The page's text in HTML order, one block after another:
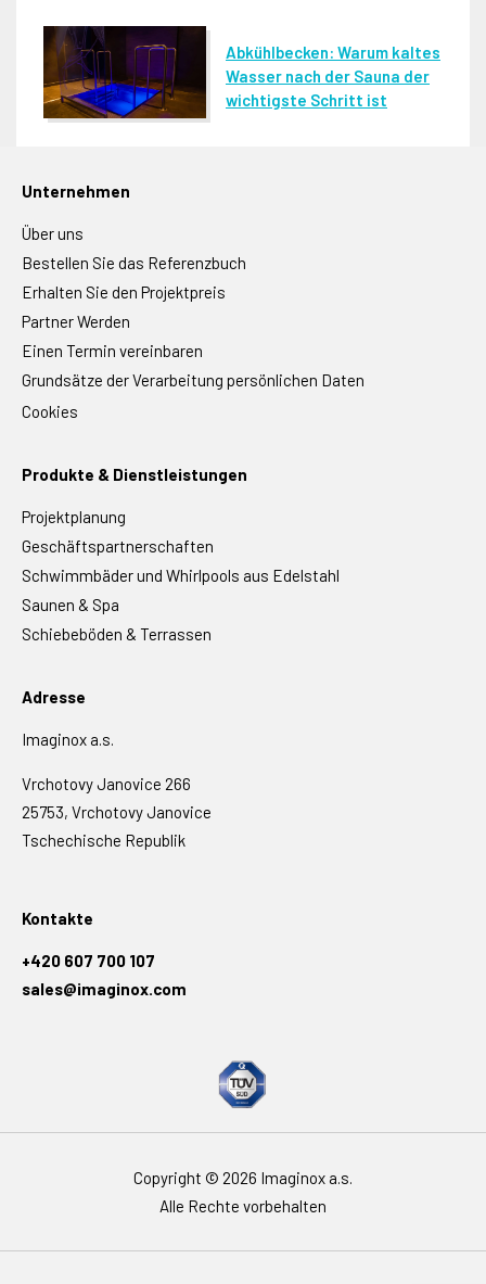
Abkühlbecken: Warum kaltes
Wasser nach der Sauna der
wichtigste Schritt ist
Unternehmen
Über uns
Bestellen Sie das Referenzbuch
Erhalten Sie den Projektpreis
Partner Werden
Einen Termin vereinbaren
Grundsätze der Verarbeitung persönlichen Daten
Cookies
Produkte & Dienstleistungen
Projektplanung
Geschäftspartnerschaften
Schwimmbäder und Whirlpools aus Edelstahl
Saunen & Spa
Schiebeböden & Terrassen
Adresse
Imaginox a.s.
Vrchotovy Janovice 266
25753, Vrchotovy Janovice
Tschechische Republik
Kontakte
+420 607 700 107
sales@imaginox.com
Copyright © 2026 Imaginox a.s.
Alle Rechte vorbehalten